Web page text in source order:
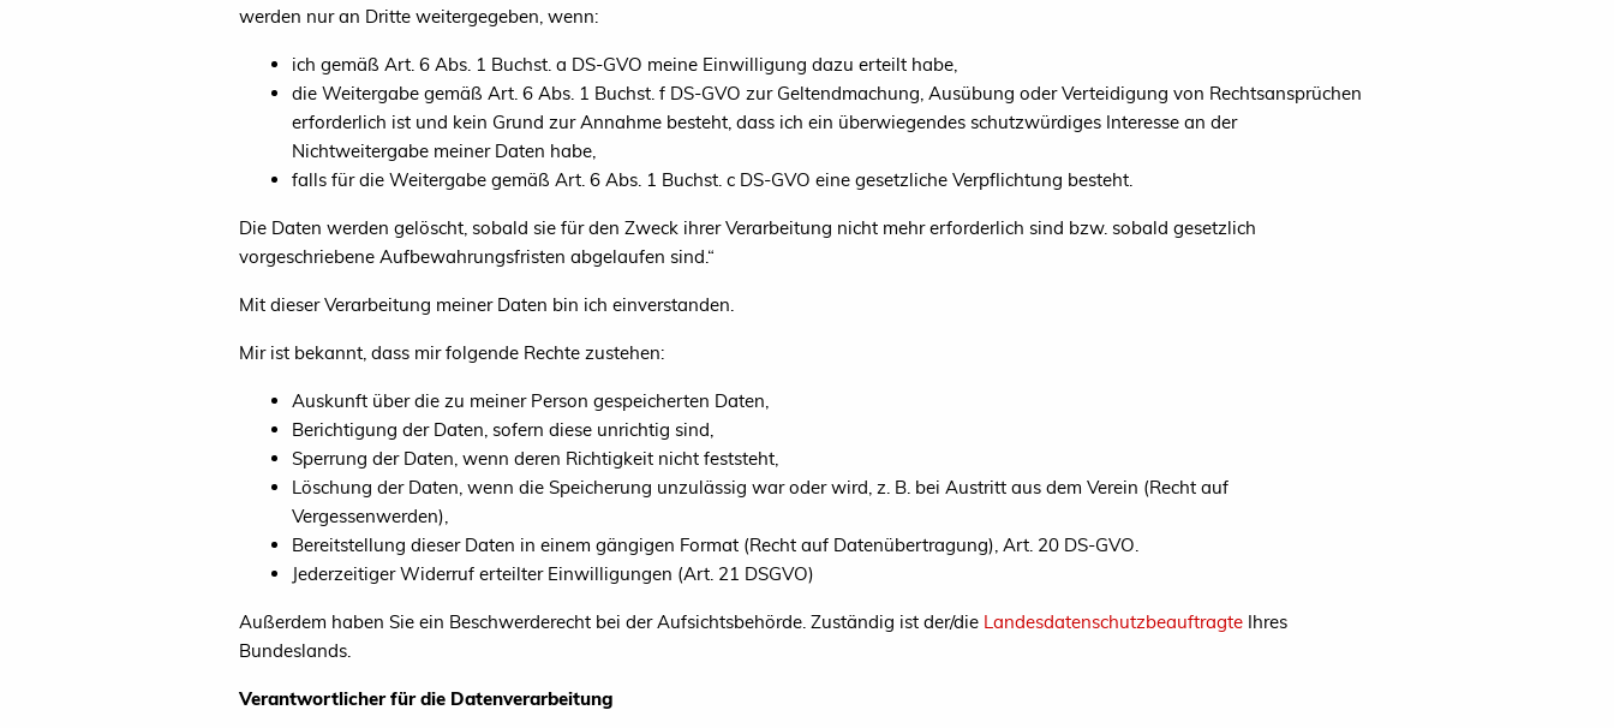
werden nur an Dritte weitergegeben, wenn:
ich gemäß Art. 6 Abs. 1 Buchst. a DS-GVO meine Einwilligung dazu erteilt habe,
die Weitergabe gemäß Art. 6 Abs. 1 Buchst. f DS-GVO zur Geltendmachung, Ausübung oder Verteidigung von Rechtsansprüchen
erforderlich ist und kein Grund zur Annahme besteht, dass ich ein überwiegendes schutzwürdiges Interesse an der
Nichtweitergabe meiner Daten habe,
falls für die Weitergabe gemäß Art. 6 Abs. 1 Buchst. c DS-GVO eine gesetzliche Verpflichtung besteht.
Die Daten werden gelöscht, sobald sie für den Zweck ihrer Verarbeitung nicht mehr erforderlich sind bzw. sobald gesetzlich
vorgeschriebene Aufbewahrungsfristen abgelaufen sind.“
Mit dieser Verarbeitung meiner Daten bin ich einverstanden.
Mir ist bekannt, dass mir folgende Rechte zustehen:
Auskunft über die zu meiner Person gespeicherten Daten,
Berichtigung der Daten, sofern diese unrichtig sind,
Sperrung der Daten, wenn deren Richtigkeit nicht feststeht,
Löschung der Daten, wenn die Speicherung unzulässig war oder wird, z. B. bei Austritt aus dem Verein (Recht auf
Vergessenwerden),
Bereitstellung dieser Daten in einem gängigen Format (Recht auf Datenübertragung), Art. 20 DS-GVO.
Jederzeitiger Widerruf erteilter Einwilligungen (Art. 21 DSGVO)
Außerdem haben Sie ein Beschwerderecht bei der Aufsichtsbehörde. Zuständig ist der/die Landesdatenschutzbeauftragte Ihres
Bundeslands.
Verantwortlicher für die Datenverarbeitung